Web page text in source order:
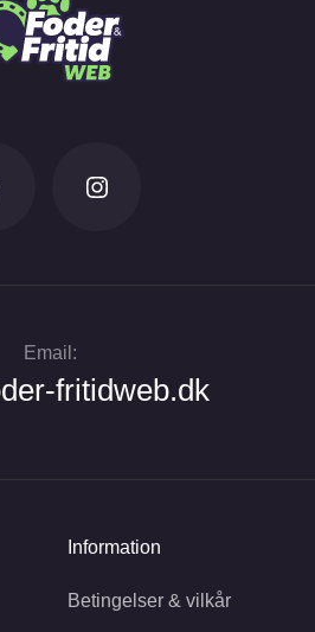
Email:
fritidweb.dk
Information
Betingelser & vilkår